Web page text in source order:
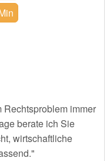
Rechtsproblem immer
berate ich Sie
wirtschaftliche